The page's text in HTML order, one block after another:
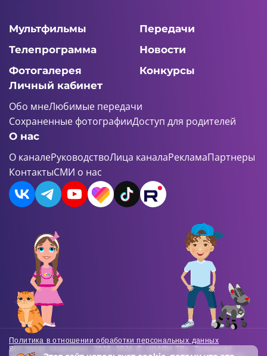
Мультфильмы
Передачи
Телепрограмма
Новости
Фотогалерея
Конкурсы
Личный кабинет
Обо мнеЛюбимые передачи
Сохраненные фотографииДоступ для родителей
О нас
О каналеРуководствоЛица каналаРекламаПартнеры
КонтактыСМИ о нас
Политика в отношении обработки персональных данных
Все права защищены. 2018-2026 © «ШАЯН ТВ». Телеканал